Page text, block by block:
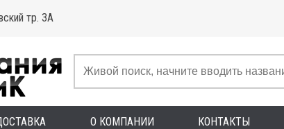
тр. 3А
О КОМПАНИИ
КОНТАКТЫ